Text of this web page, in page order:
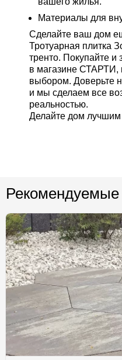
Материалы для
Сделайте ваш дом
Тротуарная плитка
тренто. Покупайте и
в магазине СТАРТИ,
выбором. Доверьте
и мы сделаем все
реальностью.
Делайте дом
Рекомендуемые